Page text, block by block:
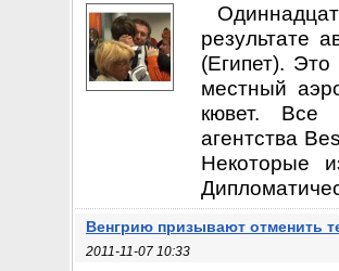
результате
(Египет).
местный
кювет. Все
агентства
Некоторые
Венгрию призывают отменить
2011-11-07 10:33